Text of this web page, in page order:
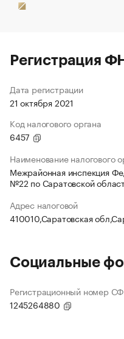
Регистрация
Дата регистрации
21 октября 2021
Код налогового органа
6457
Наименование налогового
Межрайонная инспекция
№22 по Саратовской
Адрес налоговой
410010,Саратовская
Социальные
Регистрационный номер
1245264880